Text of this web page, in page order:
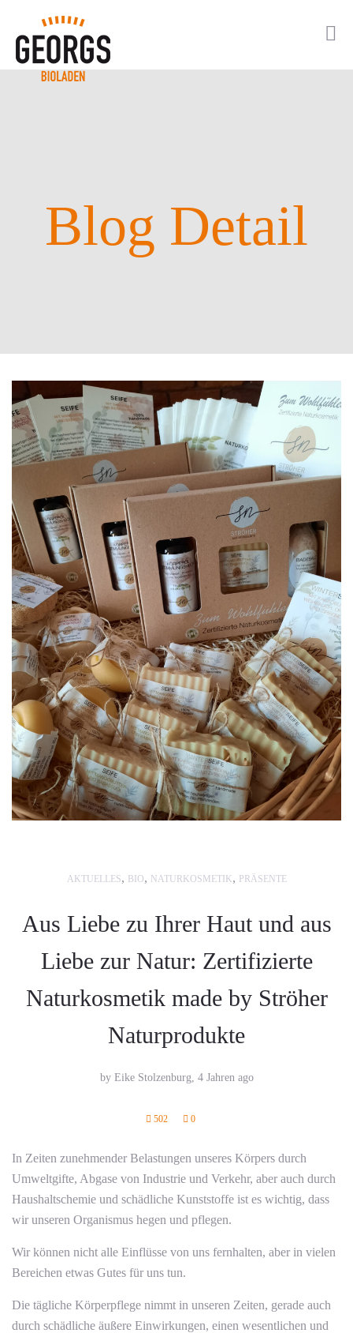
Blog Detail
AKTUELLES, BIO, NATURKOSMETIK, PRÄSENTE
Aus Liebe zu Ihrer Haut und aus
Liebe zur Natur: Zertifizierte
Naturkosmetik made by Ströher
Naturprodukte
by Eike Stolzenburg, 4 Jahren ago
502 0
In Zeiten zunehmender Belastungen unseres Körpers durch
Umweltgifte, Abgase von Industrie und Verkehr, aber auch durch
Haushaltschemie und schädliche Kunststoffe ist es wichtig, dass
wir unseren Organismus hegen und pflegen.
Wir können nicht alle Einflüsse von uns fernhalten, aber in vielen
Bereichen etwas Gutes für uns tun.
Die tägliche Körperpflege nimmt in unseren Zeiten, gerade auch
durch schädliche äußere Einwirkungen, einen wesentlichen und